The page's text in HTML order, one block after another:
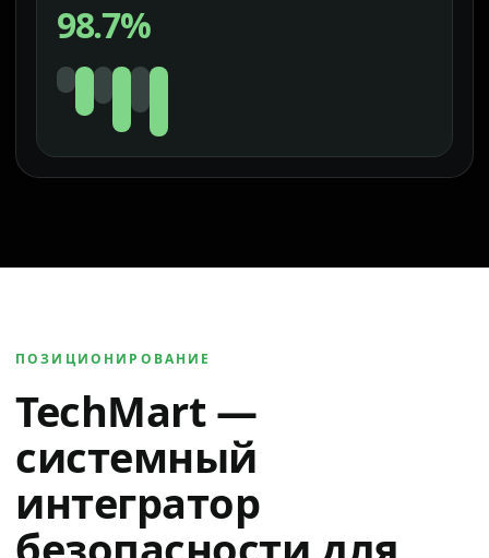
98.7%
ПОЗИЦИОНИРОВАНИЕ
TechMart —
системный
интегратор